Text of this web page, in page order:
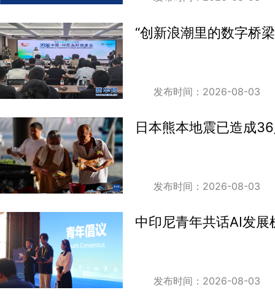
“创新浪潮里的数字桥
发布时间：2026-08-03
日本熊本地震已造成
发布时间：2026-08-03
中印尼青年共话AI发展
发布时间：2026-08-03